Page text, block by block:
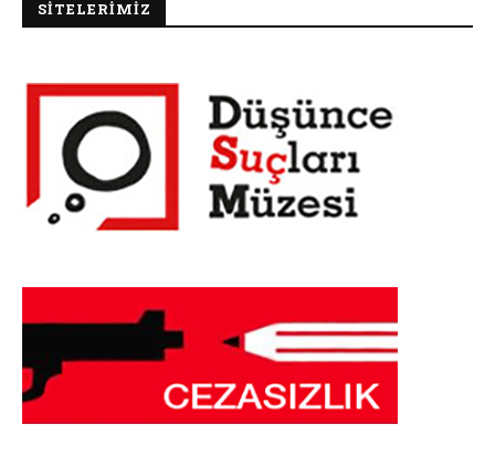
SİTELERİMİZ